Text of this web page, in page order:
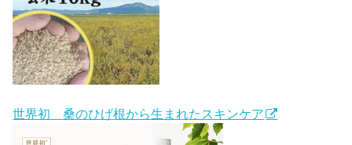
世界初 桑のひげ根から生まれたスキンケア